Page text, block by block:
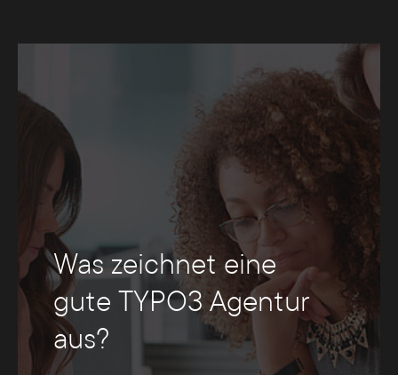
Was zeichnet eine
gute TYPO3 Agentur
aus?